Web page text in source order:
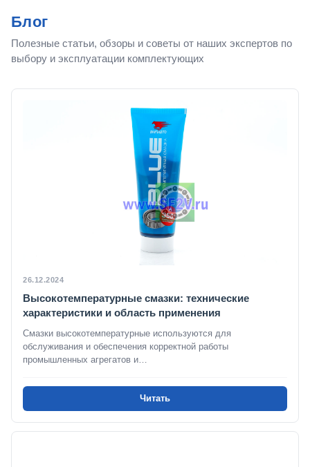
Блог
Полезные статьи, обзоры и советы от наших экспертов по
выбору и эксплуатации комплектующих
26.12.2024
Высокотемпературные смазки: технические
характеристики и область применения
Смазки высокотемпературные используются для
обслуживания и обеспечения корректной работы
промышленных агрегатов и…
Читать